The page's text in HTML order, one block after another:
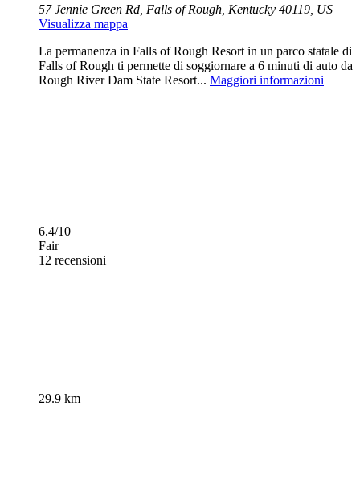
57 Jennie Green Rd, Falls of Rough, Kentucky 40119, US
Visualizza mappa
La permanenza in Falls of Rough Resort in un parco statale di
Falls of Rough ti permette di soggiornare a 6 minuti di auto da
Rough River Dam State Resort... Maggiori informazioni
6.4/10
Fair
12 recensioni
29.9 km